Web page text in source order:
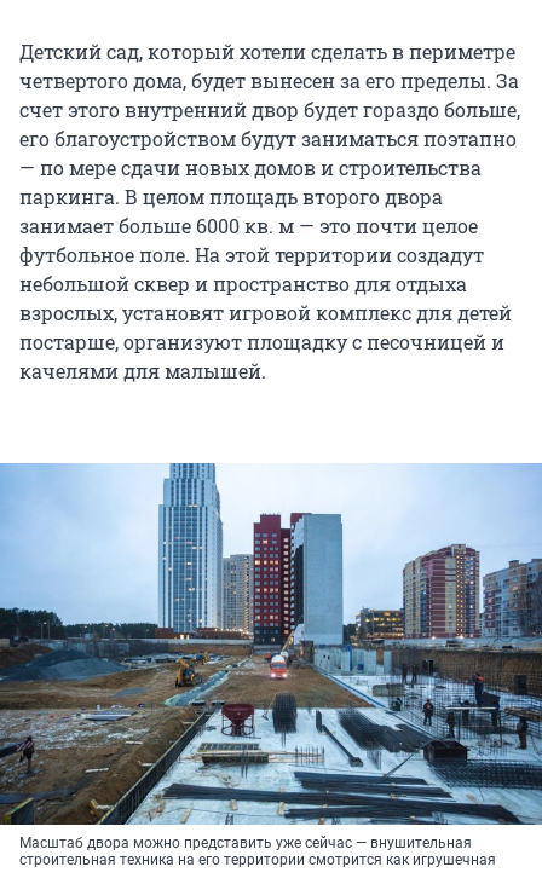
Детский сад, который хотели сделать в периметре
четвертого дома, будет вынесен за его пределы. За
счет этого внутренний двор будет гораздо больше,
его благоустройством будут заниматься поэтапно
— по мере сдачи новых домов и строительства
паркинга. В целом площадь второго двора
занимает больше 6000 кв. м — это почти целое
футбольное поле. На этой территории создадут
небольшой сквер и пространство для отдыха
взрослых, установят игровой комплекс для детей
постарше, организуют площадку с песочницей и
качелями для малышей.
Масштаб двора можно представить уже сейчас — внушительная
строительная техника на его территории смотрится как игрушечная